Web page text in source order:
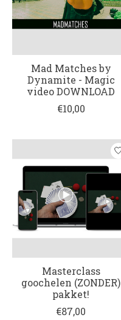
Mad Matches by
Dynamite - Magic
video DOWNLOAD
€10,00
Masterclass
goochelen (ZONDER)
pakket!
€87,00